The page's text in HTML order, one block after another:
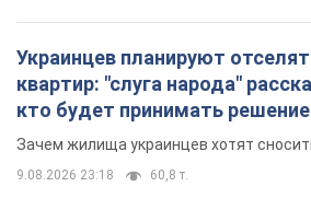
Украинцев планируют
квартир: "слуга народа"
кто будет принимать
сносе домов
Зачем жилища украинцев хотят
9.08.2026 23:18 60,8 т.